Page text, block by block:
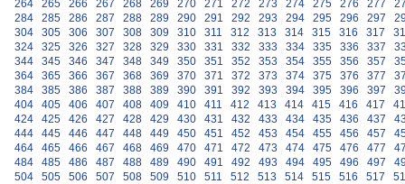
264
265 266 267 268 269 270 271 272 273 274 275 276 277
284
285 286 287 288 289 290 291 292 293 294 295 296 297
304
305 306 307 308 309 310 311 312 313 314 315 316 317
324
325 326 327 328 329 330 331 332 333 334 335 336 337
344
345 346 347 348 349 350 351 352 353 354 355 356 357
364
365 366 367 368 369 370 371 372 373 374 375 376 377
384
385 386 387 388 389 390 391 392 393 394 395 396 397
404
405 406 407 408 409 410 411 412 413 414 415 416 417
424
425 426 427 428 429 430 431 432 433 434 435 436 437
444
445 446 447 448 449 450 451 452 453 454 455 456 457
464
465 466 467 468 469 470 471 472 473 474 475 476 477
484
485 486 487 488 489 490 491 492 493 494 495 496 497
504
505 506 507 508 509 510 511 512 513 514 515 516 517